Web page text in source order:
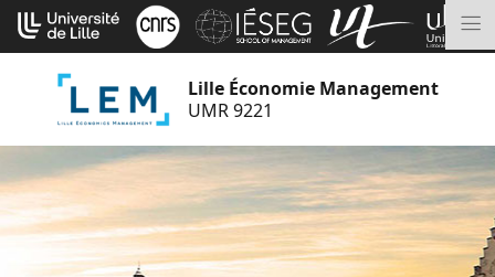
Aller
au
contenu
Lille Économie Management
UMR 9221
Cookies management panel